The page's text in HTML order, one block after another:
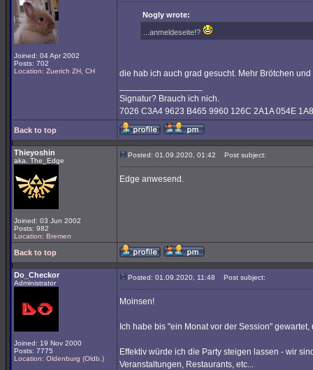
Joined: 04 Apr 2002
Posts: 702
Location: Zuerich ZH, CH
Nogly wrote:
...anmeldeseite!?
die hab ich auch grad gesucht. Mehr Brötchen
Signatur? Brauch ich nich.
7026 C3A4 9623 B465 9960 126C 2A1A 054E
Back to top
Thieyoshin
aka. The_Edge
Joined: 03 Jun 2002
Posts: 982
Location: Bremen
Posted: 01.09.2020, 01:42 Post subject:
Edge anwesend.
Back to top
Do_Checkor
Administrator
Joined: 19 Nov 2000
Posts: 7775
Location: Oldenburg (Oldb.)
Posted: 01.09.2020, 11:48 Post subject:
Moinsen!
Ich habe bis "ein Monat vor der Session"
Effektiv würde ich die Party steigen lassen - wir
Veranstaltungen, Restaurants, etc...